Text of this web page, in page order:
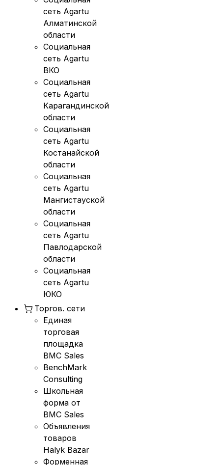
сеть Agartu
Алматинской
области
Социальная
сеть Agartu
ВКО
Социальная
сеть Agartu
Карагандинской
области
Социальная
сеть Agartu
Костанайской
области
Социальная
сеть Agartu
Мангистауской
области
Социальная
сеть Agartu
Павлодарской
области
Социальная
сеть Agartu
ЮКО
Торгов. сети
Единая
торговая
площадка
BMC Sales
BenchMark
Consulting
Школьная
форма от
BMC Sales
Объявления
товаров
Halyk Bazar
Форменная